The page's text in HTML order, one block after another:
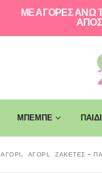
ΜΕ ΑΓΟΡΕΣ ΑΝΩ
ΜΠΕΜΠΕ
ΑΓΌΡΙ, ΑΓΌΡΙ, ΖΑΚΈΤΕΣ -